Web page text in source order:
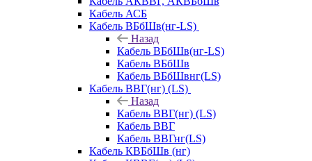
Кабель АСБ
Кабель ВБбШв(нг-LS)
Назад
Кабель ВБбШв(нг-LS)
Кабель ВБбШв
Кабель ВБбШвнг(LS)
Кабель ВВГ(нг) (LS)
Назад
Кабель ВВГ(нг) (LS)
Кабель ВВГ
Кабель ВВГнг(LS)
Кабель КВБбШв (нг)